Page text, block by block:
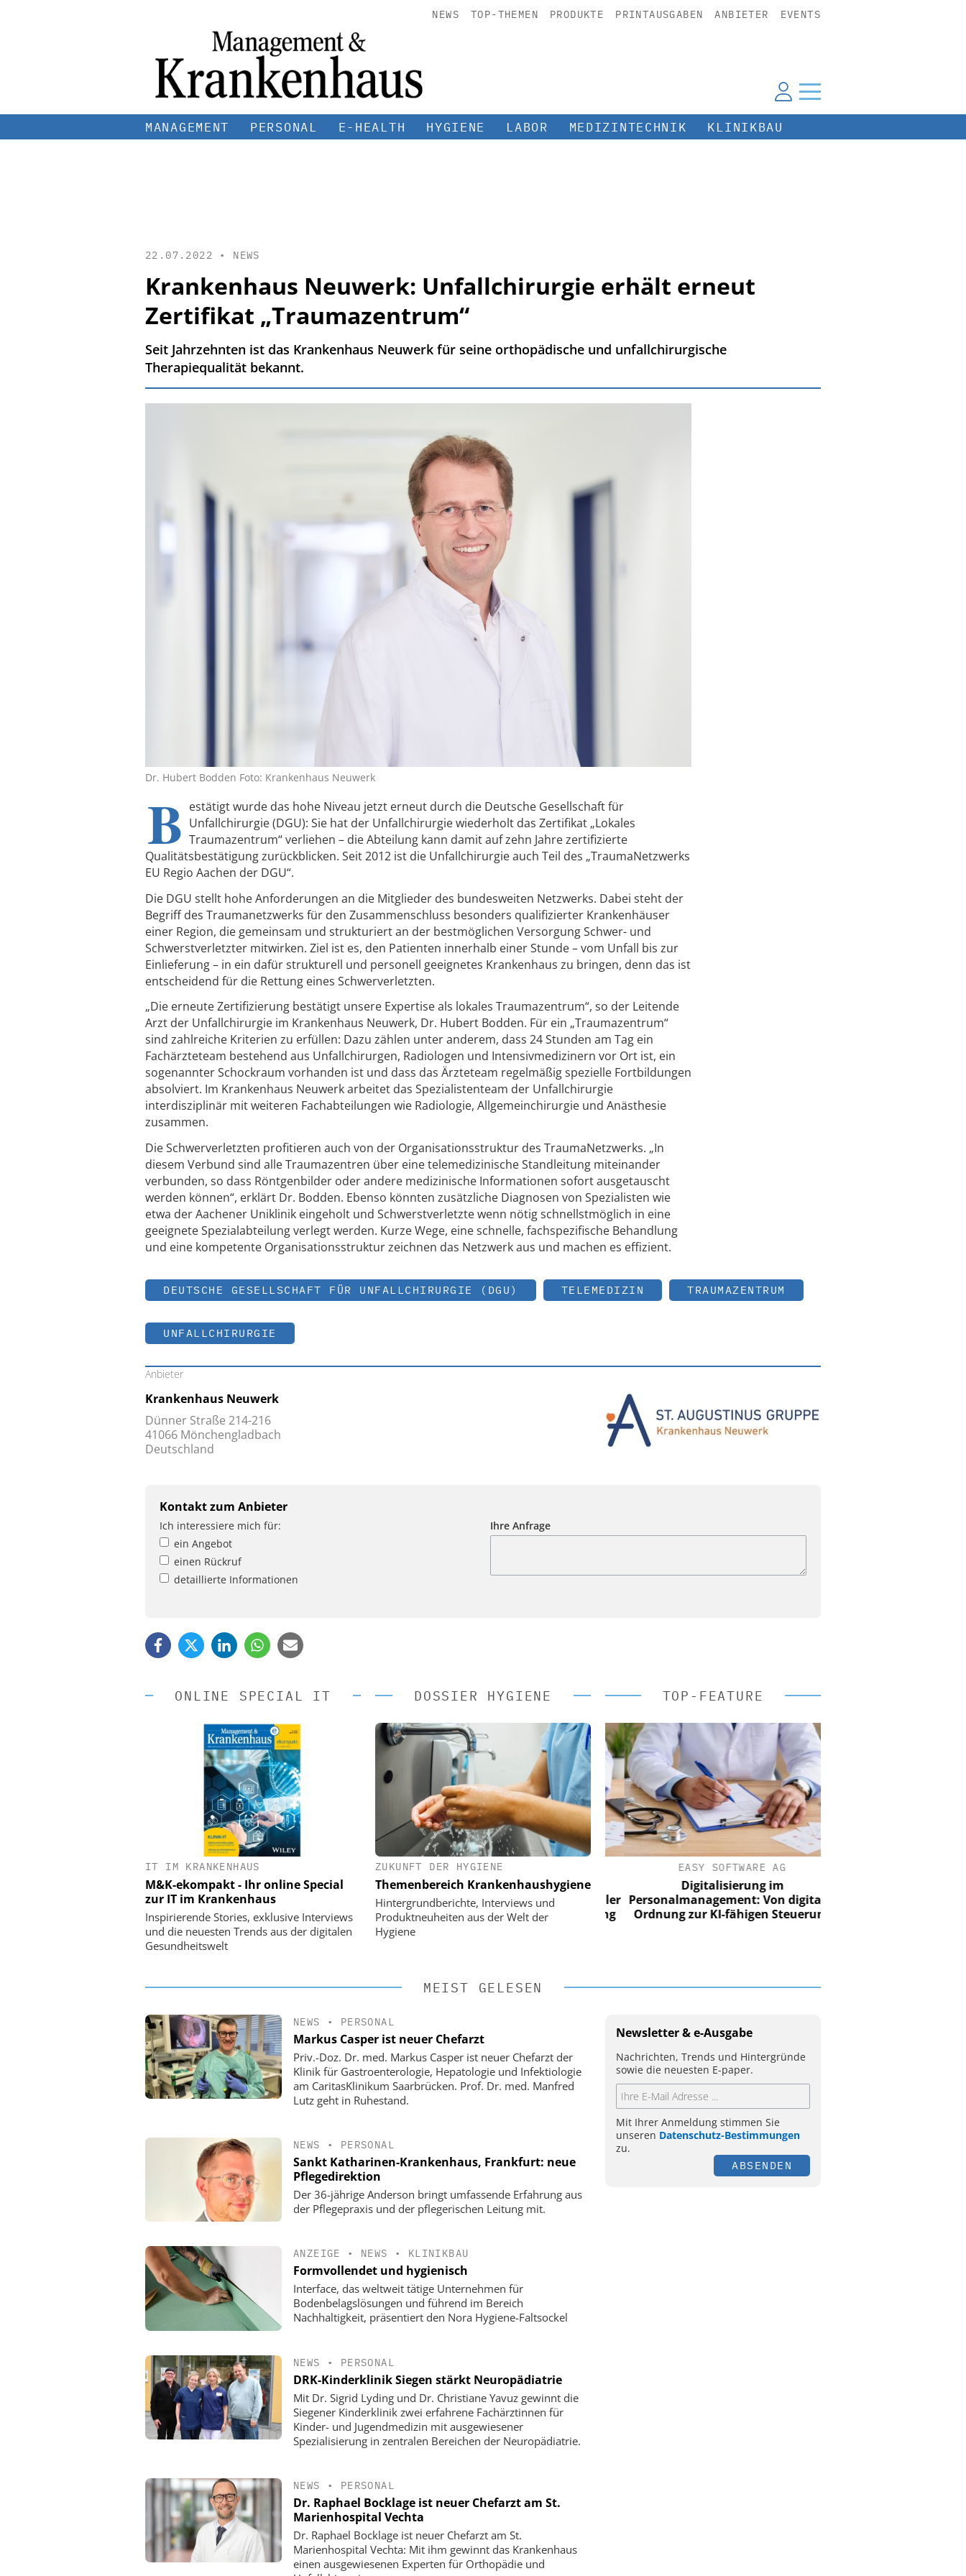
NEWS TOP-THEMEN PRODUKTE PRINTAUSGABEN ANBIETER EVENTS
MANAGEMENT PERSONAL E-HEALTH HYGIENE LABOR MEDIZINTECHNIK KLINIKBAU
22.07.2022 • NEWS
Krankenhaus Neuwerk: Unfallchirurgie erhält erneut
Zertifikat „Traumazentrum“
Seit Jahrzehnten ist das Krankenhaus Neuwerk für seine orthopädische und unfallchirurgische
Therapiequalität bekannt.
Dr. Hubert Bodden Foto: Krankenhaus Neuwerk
B estätigt wurde das hohe Niveau jetzt erneut durch die Deutsche Gesellschaft für
Unfallchirurgie (DGU): Sie hat der Unfallchirurgie wiederholt das Zertifikat „Lokales
Traumazentrum“ verliehen – die Abteilung kann damit auf zehn Jahre zertifizierte
Qualitätsbestätigung zurückblicken. Seit 2012 ist die Unfallchirurgie auch Teil des „TraumaNetzwerks
EU Regio Aachen der DGU“.
Die DGU stellt hohe Anforderungen an die Mitglieder des bundesweiten Netzwerks. Dabei steht der
Begriff des Traumanetzwerks für den Zusammenschluss besonders qualifizierter Krankenhäuser
einer Region, die gemeinsam und strukturiert an der bestmöglichen Versorgung Schwer- und
Schwerstverletzter mitwirken. Ziel ist es, den Patienten innerhalb einer Stunde – vom Unfall bis zur
Einlieferung – in ein dafür strukturell und personell geeignetes Krankenhaus zu bringen, denn das ist
entscheidend für die Rettung eines Schwerverletzten.
„Die erneute Zertifizierung bestätigt unsere Expertise als lokales Traumazentrum“, so der Leitende
Arzt der Unfallchirurgie im Krankenhaus Neuwerk, Dr. Hubert Bodden. Für ein „Traumazentrum“
sind zahlreiche Kriterien zu erfüllen: Dazu zählen unter anderem, dass 24 Stunden am Tag ein
Fachärzteteam bestehend aus Unfallchirurgen, Radiologen und Intensivmedizinern vor Ort ist, ein
sogenannter Schockraum vorhanden ist und dass das Ärzteteam regelmäßig spezielle Fortbildungen
absolviert. Im Krankenhaus Neuwerk arbeitet das Spezialistenteam der Unfallchirurgie
interdisziplinär mit weiteren Fachabteilungen wie Radiologie, Allgemeinchirurgie und Anästhesie
zusammen.
Die Schwerverletzten profitieren auch von der Organisationsstruktur des TraumaNetzwerks. „In
diesem Verbund sind alle Traumazentren über eine telemedizinische Standleitung miteinander
verbunden, so dass Röntgenbilder oder andere medizinische Informationen sofort ausgetauscht
werden können“, erklärt Dr. Bodden. Ebenso könnten zusätzliche Diagnosen von Spezialisten wie
etwa der Aachener Uniklinik eingeholt und Schwerstverletzte wenn nötig schnellstmöglich in eine
geeignete Spezialabteilung verlegt werden. Kurze Wege, eine schnelle, fachspezifische Behandlung
und eine kompetente Organisationsstruktur zeichnen das Netzwerk aus und machen es effizient.
DEUTSCHE GESELLSCHAFT FÜR UNFALLCHIRURGIE (DGU) TELEMEDIZIN TRAUMAZENTRUM
UNFALLCHIRURGIE
Anbieter
Krankenhaus Neuwerk
Dünner Straße 214-216
41066 Mönchengladbach
Deutschland
Kontakt zum Anbieter
Ich interessiere mich für:
ein Angebot
einen Rückruf
detaillierte Informationen
Ihre Anfrage
ONLINE SPECIAL IT
IT IM KRANKENHAUS
M&K-ekompakt - Ihr online Special
zur IT im Krankenhaus
Inspirierende Stories, exklusive Interviews
und die neuesten Trends aus der digitalen
Gesundheitswelt
DOSSIER HYGIENE
ZUKUNFT DER HYGIENE
Themenbereich Krankenhaushygiene
Hintergrundberichte, Interviews und
Produktneuheiten aus der Welt der
Hygiene
TOP-FEATURE
EASY SOFTWARE AG
Digitalisierung im
Personalmanagement: Von digitaler
Ordnung zur KI-fähigen Steuerung
EASY SOFTWARE AG
Digitalisierung im
Personalmanagement: Von digitaler
Ordnung zur KI-fähigen Steuerung
EASY SOFTWARE AG
Digitalisierung im
Personalmanagement: Von digitaler
Ordnung zur KI-fähigen Steuerung
MEIST GELESEN
NEWS • PERSONAL
Markus Casper ist neuer Chefarzt
Priv.-Doz. Dr. med. Markus Casper ist neuer Chefarzt der
Klinik für Gastroenterologie, Hepatologie und Infektiologie
am CaritasKlinikum Saarbrücken. Prof. Dr. med. Manfred
Lutz geht in Ruhestand.
NEWS • PERSONAL
Sankt Katharinen-Krankenhaus, Frankfurt: neue
Pflegedirektion
Der 36-jährige Anderson bringt umfassende Erfahrung aus
der Pflegepraxis und der pflegerischen Leitung mit.
ANZEIGE • NEWS • KLINIKBAU
Formvollendet und hygienisch
Interface, das weltweit tätige Unternehmen für
Bodenbelagslösungen und führend im Bereich
Nachhaltigkeit, präsentiert den Nora Hygiene-Faltsockel
NEWS • PERSONAL
DRK-Kinderklinik Siegen stärkt Neuropädiatrie
Mit Dr. Sigrid Lyding und Dr. Christiane Yavuz gewinnt die
Siegener Kinderklinik zwei erfahrene Fachärztinnen für
Kinder- und Jugendmedizin mit ausgewiesener
Spezialisierung in zentralen Bereichen der Neuropädiatrie.
NEWS • PERSONAL
Dr. Raphael Bocklage ist neuer Chefarzt am St.
Marienhospital Vechta
Dr. Raphael Bocklage ist neuer Chefarzt am St.
Marienhospital Vechta: Mit ihm gewinnt das Krankenhaus
einen ausgewiesenen Experten für Orthopädie und
Newsletter & e-Ausgabe
Nachrichten, Trends und Hintergründe
sowie die neuesten E-paper.
Mit Ihrer Anmeldung stimmen Sie
unseren Datenschutz-Bestimmungen
zu.
ABSENDEN